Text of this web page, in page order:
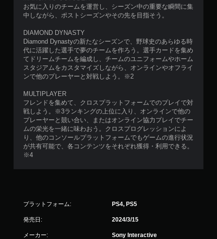
お気に入りのチームを運営し、シーズン中の重要な瞬間に集
中しながら、ポストシーズンやその先を目指そう。
DIAMOND DYNASTY
Diamond Dynastyの新たなシーズンで、野球史のあらゆる時
代に活躍した選手で夢のチームを作ろう。選手カードを集め
てドリームチームを編成し、チームのユニフォームやホーム
スタジアムをカスタマイズしながら、オンラインやオフライ
ンで他のプレーヤーと対戦しよう。※2
MULTIPLAYER
フレンドを集めて、クロスプラットフォームでのプレイで対
戦しよう。※3ランキングの上位に入り、オンラインで他の
プレーヤーと競い合い、またはオンライン協力プレイでチー
ムの栄光を一緒に味わおう。クロスプログレッションによ
り、他のコンソールプラットフォームでもゲームの進行状況
が共有可能で、各コンテンツをそれぞれ獲得・利用できる。
※4
プラットフォーム: PS4, PS5
発売日: 2024/3/15
メーカー:
Sony Interactive